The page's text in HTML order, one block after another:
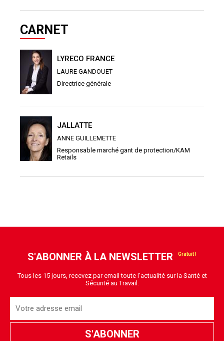
CARNET
LYRECO FRANCE
LAURE GANDOUET
Directrice générale
JALLATTE
ANNE GUILLEMETTE
Responsable marché gant de protection/KAM
Retails
S'ABONNER À LA NEWSLETTER
Tous les 15 jours, recevez par email toute l'actualité sur la Santé et
Sécurité au Travail.